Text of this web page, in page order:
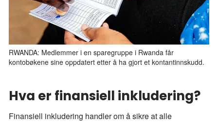
RWANDA: Medlemmer i en sparegruppe i Rwanda får
kontobøkene sine oppdatert etter å ha gjort et kontantinnskudd.
Hva er finansiell inkludering?
Finansiell inkludering handler om å sikre at alle